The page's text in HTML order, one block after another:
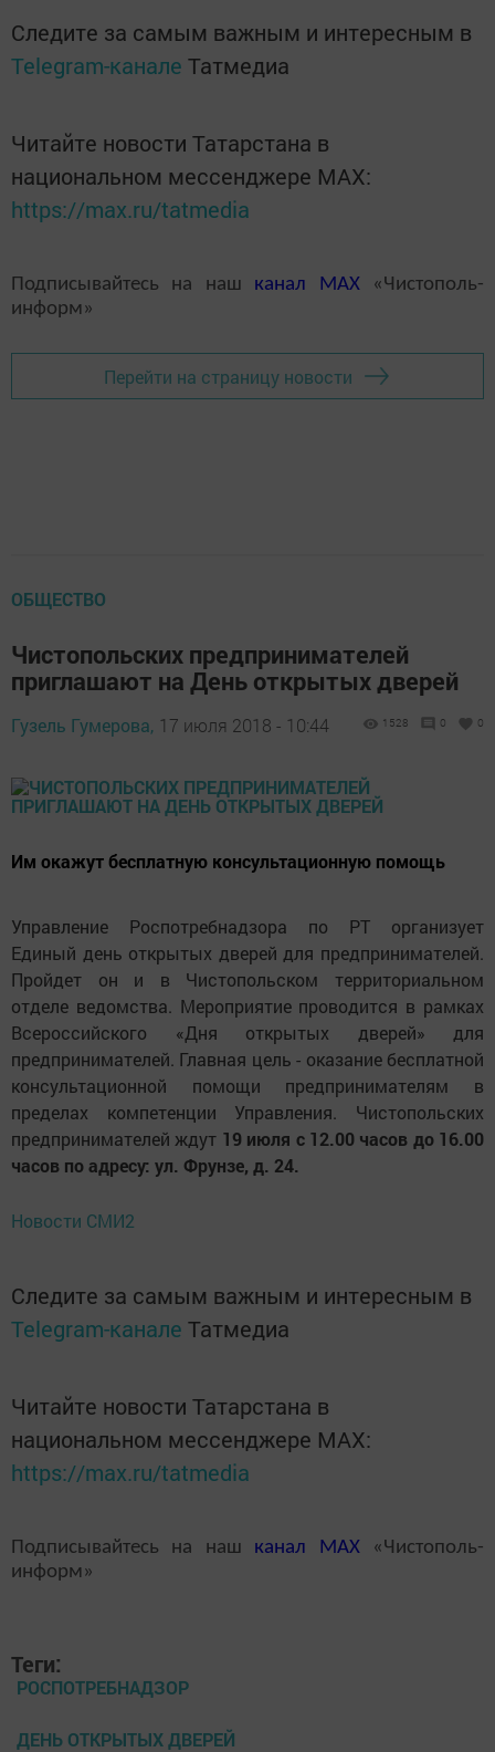
Следите за самым важным и интересным в
Telegram-канале Татмедиа
Читайте новости Татарстана в
национальном мессенджере MАХ:
https://max.ru/tatmedia
Подписывайтесь на наш канал MAX«Чистополь-
информ»
Перейти на страницу новости
ОБЩЕСТВО
Чистопольских предпринимателей
приглашают на День открытых дверей
Гузель Гумерова, 17 июля 2018 - 10:44 1528 0 0
Им окажут бесплатную консультационную помощь
Управление Роспотребнадзора по РТ организует
Единый день открытых дверей для предпринимателей.
Пройдет он и в Чистопольском территориальном
отделе ведомства. Мероприятие проводится в рамках
Всероссийского «Дня открытых дверей» для
предпринимателей. Главная цель - оказание бесплатной
консультационной помощи предпринимателям в
пределах компетенции Управления. Чистопольских
предпринимателей ждут 19 июля с 12.00 часов до 16.00
часов по адресу: ул. Фрунзе, д. 24.
Новости СМИ2
Следите за самым важным и интересным в
Telegram-канале Татмедиа
Читайте новости Татарстана в
национальном мессенджере MАХ:
https://max.ru/tatmedia
Подписывайтесь на наш канал MAX«Чистополь-
информ»
Теги:
РОСПОТРЕБНАДЗОР
ДЕНЬ ОТКРЫТЫХ ДВЕРЕЙ